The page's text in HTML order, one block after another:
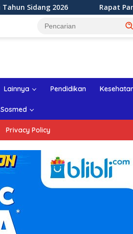
Rapat Paripurna ke-12 DPRD
Lainnya Pendidikan
Sosmed
Privacy Policy